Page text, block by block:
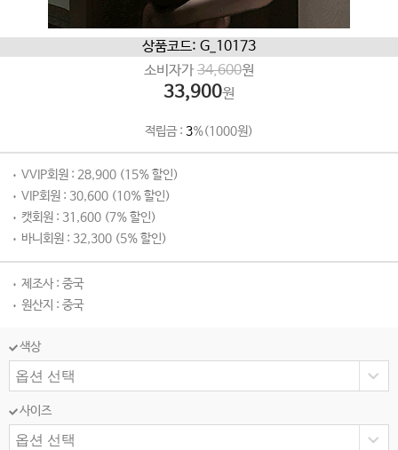
상품코드: G_10173
소비자가 34,600원
33,900원
적립금 : 3%(1000원)
VVIP회원 : 28,900 (15% 할인)
VIP회원 : 30,600 (10% 할인)
캣회원 : 31,600 (7% 할인)
바니회원 : 32,300 (5% 할인)
제조사 : 중국
원산지 : 중국
색상
사이즈